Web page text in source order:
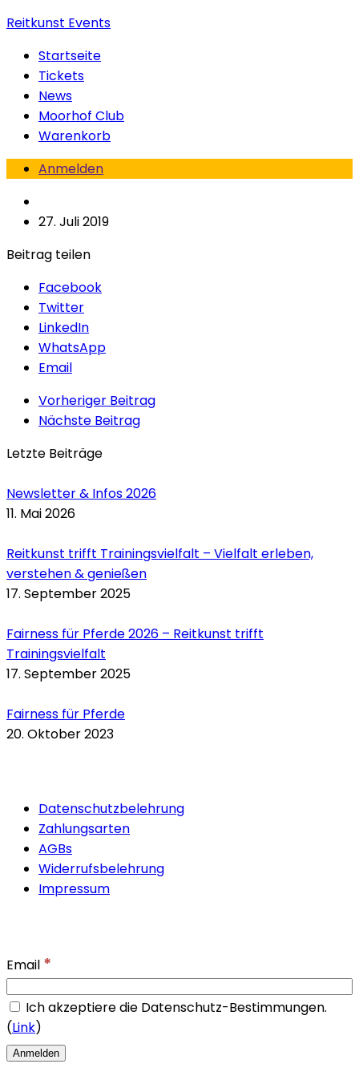
Reitkunst Events
Startseite
Tickets
News
Moorhof Club
Warenkorb
Anmelden
27. Juli 2019
Beitrag teilen
Facebook
Twitter
LinkedIn
WhatsApp
Email
Vorheriger Beitrag
Nächste Beitrag
Letzte Beiträge
Newsletter & Infos 2026
11. Mai 2026
Reitkunst trifft Trainingsvielfalt – Vielfalt erleben,
verstehen & genießen
17. September 2025
Fairness für Pferde 2026 – Reitkunst trifft
Trainingsvielfalt
17. September 2025
Fairness für Pferde
20. Oktober 2023
Datenschutzbelehrung
Zahlungsarten
AGBs
Widerrufsbelehrung
Impressum
Email *
Ich akzeptiere die Datenschutz-Bestimmungen.
(Link)